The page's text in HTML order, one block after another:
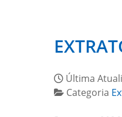
Última
Categoria